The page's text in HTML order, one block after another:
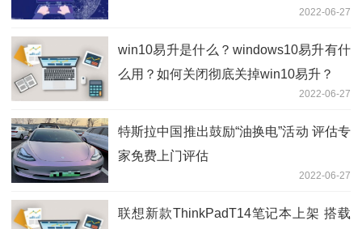
2022-06-27
win10易升是什么？windows10易升有什
么用？如何关闭彻底关掉win10易升？
2022-06-27
特斯拉中国推出鼓励“油换电”活动 评估专
家免费上门评估
2022-06-27
联想新款ThinkPadT14笔记本上架 搭载